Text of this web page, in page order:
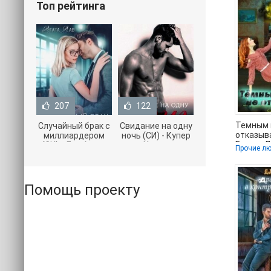
Темным
Гусина
онлайн
Прочие
Топ рейтинга
207
Случайный брак с
миллиардером
(СИ) - Лав Агата
122
Свидание на одну
ночь (СИ) - Купер
Хелен
Помощь проекту